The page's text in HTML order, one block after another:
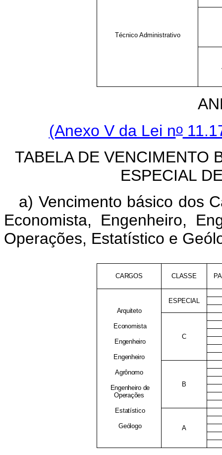
Técnico Administrativo
(Anexo V da Lei no
TABELA DE VENCIMENTO
ESPECIAL
a) Vencimento básico dos
Economista, Engenheiro,
Operações, Estatístico e
CARGOS CLASSE
Arquiteto
Economista
Engenheiro
Engenheiro
Agrônomo
Engenheiro de
Operações
Estatístico
Geólogo
ESPECIAL
C
B
A